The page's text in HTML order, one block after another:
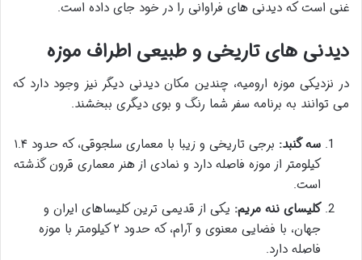
غنی است که دیدنی های فراوانی را در خود جای داده است.
دیدنی های تاریخی و طبیعی اطراف موزه
در نزدیکی موزه ارومیه، چندین مکان دیدنی دیگر نیز وجود دارد که
می توانند به برنامه سفر شما رنگ و بوی دیگری ببخشند.
سه گنبد:
برجی تاریخی و زیبا با معماری سلجوقی، که حدود ۱.۴
کیلومتر از موزه فاصله دارد و نمادی از هنر معماری قرون گذشته
است.
کلیسای ننه مریم: یکی از قدیمی ترین کلیساهای ایران و
جهان، با فضایی معنوی و آرام، که حدود ۲ کیلومتر با موزه
فاصله دارد.